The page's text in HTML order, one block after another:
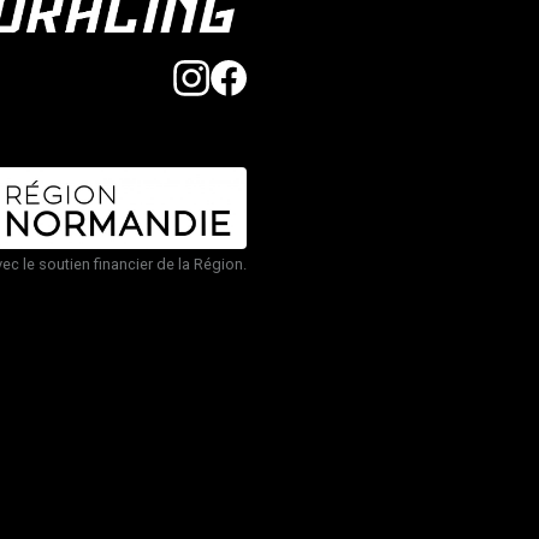
le soutien financier de la Région.